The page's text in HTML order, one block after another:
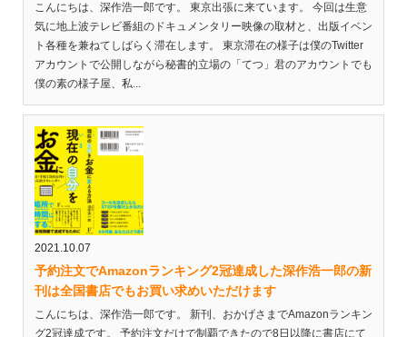
こんにちは、深作浩一郎です。 東京出張に来ています。 今回は生意
気に地上波テレビ番組のドキュメンタリー映像の取材と、出版イベン
ト各種を兼ねてしばらく滞在します。 東京滞在の様子は僕のTwitter
アカウントで公開しながら秘書的立場の「てつ」君のアカウントでも
僕の素の様子屋、私...
2021.10.07
予約注文でAmazonランキング2冠達成した深作浩一郎の新
刊は全国書店でもお買い求めいただけます
こんにちは、深作浩一郎です。 新刊、おかげさまでAmazonランキン
グ2冠達成です。 予約注文だけで制覇できたので8日以降に書店にて